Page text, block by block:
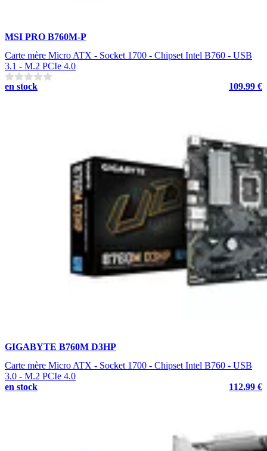
MSI PRO B760M-P
Carte mère Micro ATX - Socket 1700 - Chipset Intel B760 - USB
3.1 - M.2 PCIe 4.0
en stock
109.99 €
GIGABYTE B760M D3HP
Carte mère Micro ATX - Socket 1700 - Chipset Intel B760 - USB
3.0 - M.2 PCIe 4.0
en stock
112.99 €